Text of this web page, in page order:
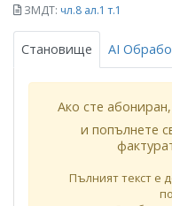
ЗМДТ: чл.8 ал.1 т.1
Становище AI
Ако сте
и попълнете
Пълният текст е